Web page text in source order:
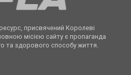
присвячений Королеві
місією сайту є пропаганда
та здорового способу життя.